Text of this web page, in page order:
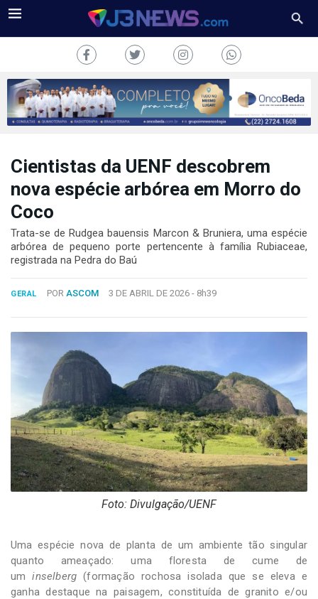
J3NEWS
TV
COLUNAS
FALE
Copyright
Desenvolvido
Tecnologia
Sistemas
Cientistas da UENF descobrem
nova espécie arbórea em Morro do
Coco
Trata-se de Rudgea bauensis Marcon & Bruniera, uma espécie
arbórea de pequeno porte pertencente à família Rubiaceae,
registrada na Pedra do Baú
GERAL POR ASCOM 3 DE ABRIL DE 2026 - 8h39
Foto: Divulgação/UENF
Uma espécie nova de planta de um ambiente tão singular
quanto ameaçado: uma floresta de cume de
uminselberg (formação rochosa isolada que se eleva e
ganha destaque na paisagem, constituída de granito e/ou